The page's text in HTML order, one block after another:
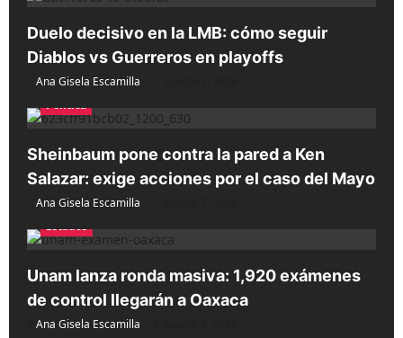
Duelo decisivo en la LMB: cómo seguir
Diablos vs Guerreros en playoffs
Ana Gisela Escamilla
Política
Sheinbaum pone contra la pared a Ken
Salazar: exige acciones por el caso del Mayo
Ana Gisela Escamilla
Estados
Unam lanza ronda masiva: 1,920 exámenes
de control llegarán a Oaxaca
Ana Gisela Escamilla